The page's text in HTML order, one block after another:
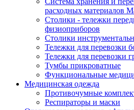
расходных материалов
Столики - тележки
физиоприборов
Столики
Тележки для перевозки
Тележки для перевозки
Тумбы прикроватные
Функциональные
Медицинская одежда
Противочумные
Респираторы и маски